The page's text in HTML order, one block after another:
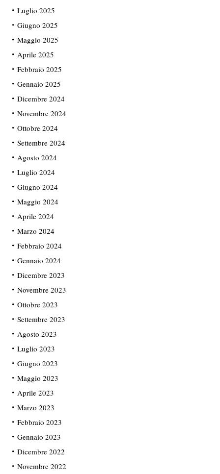
Luglio 2025
Giugno 2025
Maggio 2025
Aprile 2025
Febbraio 2025
Gennaio 2025
Dicembre 2024
Novembre 2024
Ottobre 2024
Settembre 2024
Agosto 2024
Luglio 2024
Giugno 2024
Maggio 2024
Aprile 2024
Marzo 2024
Febbraio 2024
Gennaio 2024
Dicembre 2023
Novembre 2023
Ottobre 2023
Settembre 2023
Agosto 2023
Luglio 2023
Giugno 2023
Maggio 2023
Aprile 2023
Marzo 2023
Febbraio 2023
Gennaio 2023
Dicembre 2022
Novembre 2022